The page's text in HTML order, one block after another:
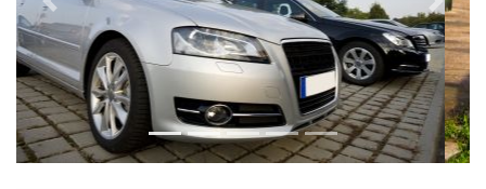
Previous Next